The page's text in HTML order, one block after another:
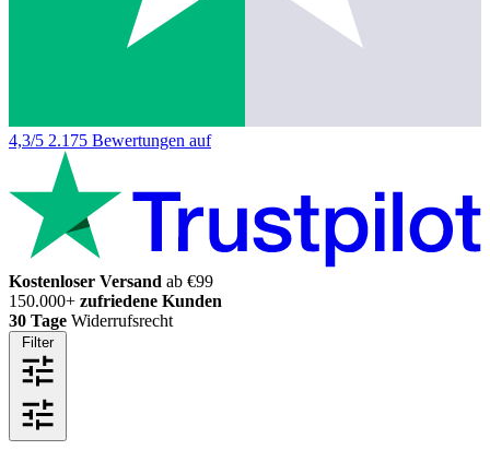
4,3/5 2.175 Bewertungen auf
Kostenloser Versand ab €99
150.000+ zufriedene Kunden
30 Tage Widerrufsrecht
Filter